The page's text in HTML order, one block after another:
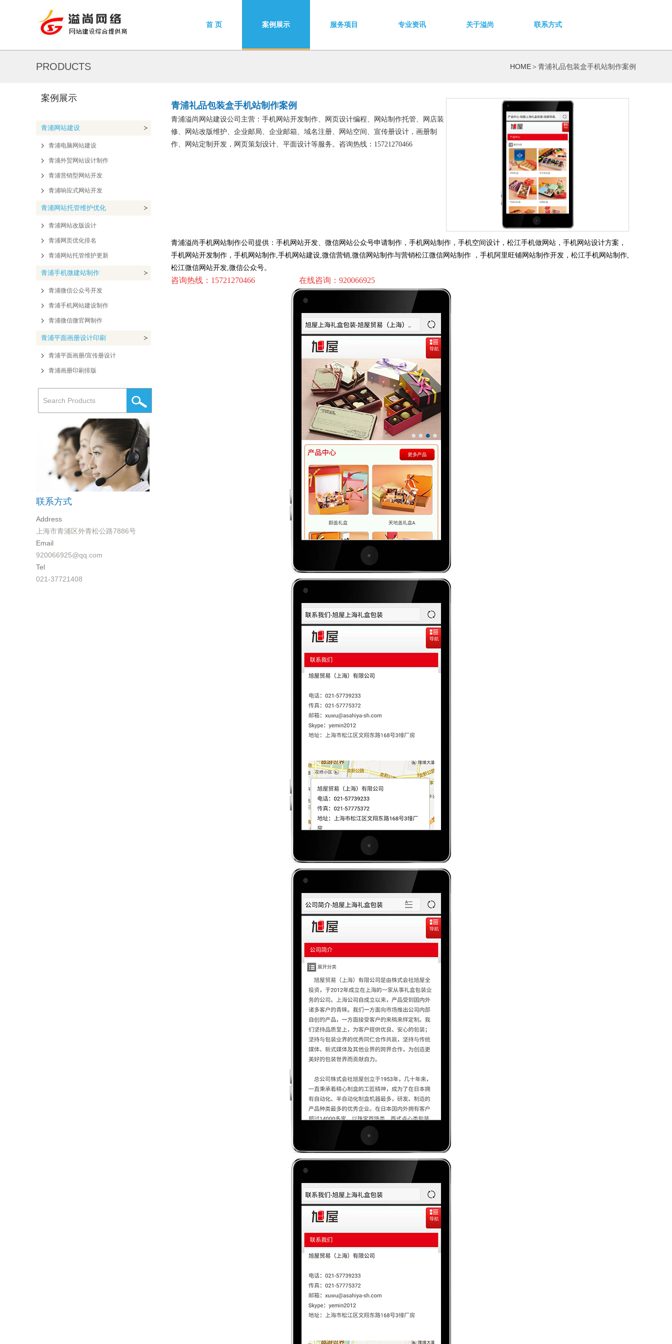
首 页 案例展示 服务项目 专业资讯 关于溢尚 联系方式
PRODUCTS HOME＞青浦礼品包装盒手机站制作案例
案例展示
青浦网站建设
青浦电脑网站建设
青浦外贸网站设计制作
青浦营销型网站开发
青浦响应式网站开发
青浦网站托管维护优化
青浦网站改版设计
青浦网页优化排名
青浦网站托管维护更新
青浦手机微建站制作
青浦微信公众号开发
青浦手机网站建设制作
青浦微信微官网制作
青浦平面画册设计印刷
青浦平面画册/宣传册设计
青浦画册印刷排版
联系方式
Address
上海市青浦区外青松公路7886号
Email
920066925@qq.com
Tel
021-37721408
青浦礼品包装盒手机站制作案例
青浦溢尚网站建设公司主营：手机网站开发制作、网页设计编程、网站制作托管、网店装
修、网站改版维护、企业邮局、企业邮箱、域名注册、网站空间、宣传册设计，画册制
作、网站定制开发，网页策划设计、平面设计等服务。咨询热线：15721270466
青浦溢尚手机网站制作公司提供：手机网站开发、微信网站公众号申请制作，手机网站制作，手机空间设计，松江手机做网站，手机网站设计方案，
手机网站开发制作，手机网站制作,手机网站建设,微信营销,微信网站制作与营销松江微信网站制作 ，手机阿里旺铺网站制作开发，松江手机网站制作,
松江微信网站开发,微信公众号。
咨询热线：15721270466 在线咨询：920066925